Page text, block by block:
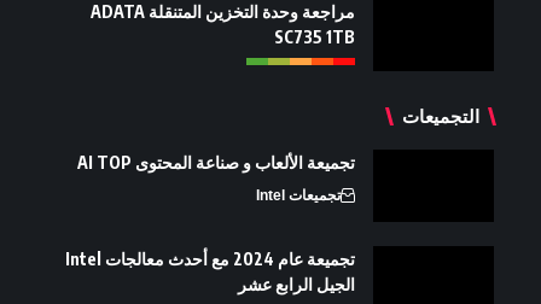
مراجعة وحدة التخزين المتنقلة ADATA
SC735 1TB
التجميعات
تجميعة الألعاب و صناعة المحتوى AI TOP
تجميعات Intel
تجميعة عام 2024 مع أحدث معالجات Intel
الجيل الرابع عشر